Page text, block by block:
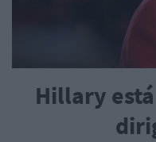
Hillary